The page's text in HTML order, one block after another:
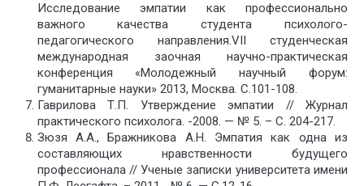
Исследование эмпатии как профессионально
важного качества студента психолого-
педагогического направления.VII студенческая
международная заочная научно-практическая
конференция «Молодежный научный форум:
гуманитарные науки» 2013, Москва. С.101-108.
Гаврилова Т.П. Утверждение эмпатии // Журнал
практического психолога. -2008. — № 5. – С. 204-217.
Зюзя А.А., Бражникова А.Н. Эмпатия как одна из
составляющих нравственности будущего
профессионала // Ученые записки университета имени